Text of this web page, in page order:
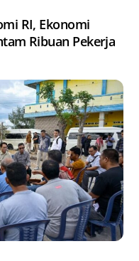
RI, Ekonomi
Ribuan Pekerja